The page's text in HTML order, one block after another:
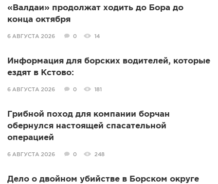
«Валдаи» продолжат ходить до Бора до
конца октября
6 АВГУСТА 2026 0 14
Информация для борских водителей, которые
ездят в Кстово:
6 АВГУСТА 2026 0 181
Грибной поход для компании борчан
обернулся настоящей спасательной
операцией
6 АВГУСТА 2026 0 248
Дело о двойном убийстве в Борском округе